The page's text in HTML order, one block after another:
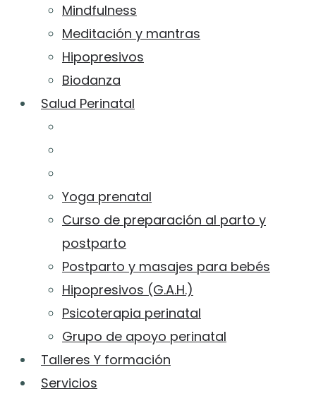
Mindfulness
Meditación y mantras
Hipopresivos
Biodanza
Salud Perinatal
Yoga prenatal
Curso de preparación al parto y
postparto
Postparto y masajes para bebés
Hipopresivos (G.A.H.)
Psicoterapia perinatal
Grupo de apoyo perinatal
Talleres Y formación
Servicios